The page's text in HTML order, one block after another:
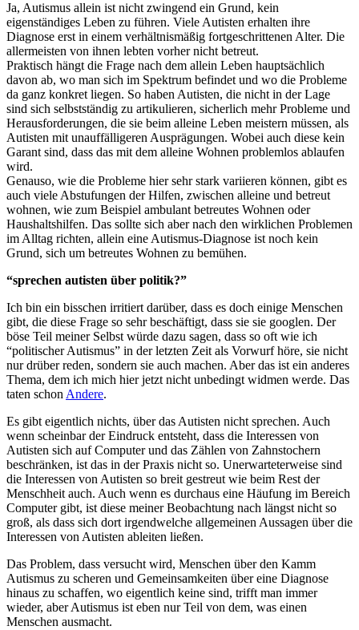
Ja, Autismus allein ist nicht zwingend ein Grund, kein
eigenständiges Leben zu führen. Viele Autisten erhalten ihre
Diagnose erst in einem verhältnismäßig fortgeschrittenen Alter. Die
allermeisten von ihnen lebten vorher nicht betreut.
Praktisch hängt die Frage nach dem allein Leben hauptsächlich
davon ab, wo man sich im Spektrum befindet und wo die Probleme
da ganz konkret liegen. So haben Autisten, die nicht in der Lage
sind sich selbstständig zu artikulieren, sicherlich mehr Probleme und
Herausforderungen, die sie beim alleine Leben meistern müssen, als
Autisten mit unauffälligeren Ausprägungen. Wobei auch diese kein
Garant sind, dass das mit dem alleine Wohnen problemlos ablaufen
wird.
Genauso, wie die Probleme hier sehr stark variieren können, gibt es
auch viele Abstufungen der Hilfen, zwischen alleine und betreut
wohnen, wie zum Beispiel ambulant betreutes Wohnen oder
Haushaltshilfen. Das sollte sich aber nach den wirklichen Problemen
im Alltag richten, allein eine Autismus-Diagnose ist noch kein
Grund, sich um betreutes Wohnen zu bemühen.
“sprechen autisten über politik?”
Ich bin ein bisschen irritiert darüber, dass es doch einige Menschen
gibt, die diese Frage so sehr beschäftigt, dass sie sie googlen. Der
böse Teil meiner Selbst würde dazu sagen, dass so oft wie ich
“politischer Autismus” in der letzten Zeit als Vorwurf höre, sie nicht
nur drüber reden, sondern sie auch machen. Aber das ist ein anderes
Thema, dem ich mich hier jetzt nicht unbedingt widmen werde. Das
taten schon Andere.
Es gibt eigentlich nichts, über das Autisten nicht sprechen. Auch
wenn scheinbar der Eindruck entsteht, dass die Interessen von
Autisten sich auf Computer und das Zählen von Zahnstochern
beschränken, ist das in der Praxis nicht so. Unerwarteterweise sind
die Interessen von Autisten so breit gestreut wie beim Rest der
Menschheit auch. Auch wenn es durchaus eine Häufung im Bereich
Computer gibt, ist diese meiner Beobachtung nach längst nicht so
groß, als dass sich dort irgendwelche allgemeinen Aussagen über die
Interessen von Autisten ableiten ließen.
Das Problem, dass versucht wird, Menschen über den Kamm
Autismus zu scheren und Gemeinsamkeiten über eine Diagnose
hinaus zu schaffen, wo eigentlich keine sind, trifft man immer
wieder, aber Autismus ist eben nur Teil von dem, was einen
Menschen ausmacht.